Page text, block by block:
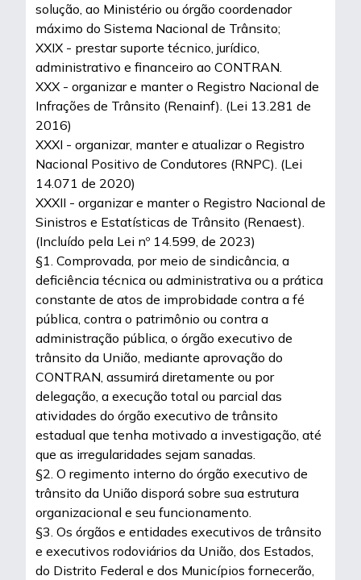
solução, ao Ministério ou órgão coordenador
máximo do Sistema Nacional de Trânsito;
XXIX - prestar suporte técnico, jurídico,
administrativo e financeiro ao CONTRAN.
XXX - organizar e manter o Registro Nacional de
Infrações de Trânsito (Renainf). (Lei 13.281 de
2016)
XXXI - organizar, manter e atualizar o Registro
Nacional Positivo de Condutores (RNPC). (Lei
14.071 de 2020)
XXXII - organizar e manter o Registro Nacional de
Sinistros e Estatísticas de Trânsito (Renaest).
(Incluído pela Lei nº 14.599, de 2023)
§1. Comprovada, por meio de sindicância, a
deficiência técnica ou administrativa ou a prática
constante de atos de improbidade contra a fé
pública, contra o patrimônio ou contra a
administração pública, o órgão executivo de
trânsito da União, mediante aprovação do
CONTRAN, assumirá diretamente ou por
delegação, a execução total ou parcial das
atividades do órgão executivo de trânsito
estadual que tenha motivado a investigação, até
que as irregularidades sejam sanadas.
§2. O regimento interno do órgão executivo de
trânsito da União disporá sobre sua estrutura
organizacional e seu funcionamento.
§3. Os órgãos e entidades executivos de trânsito
e executivos rodoviários da União, dos Estados,
do Distrito Federal e dos Municípios fornecerão,